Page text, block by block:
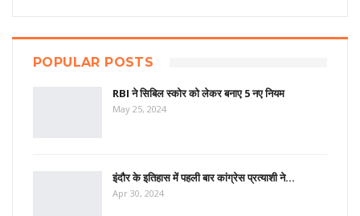
POPULAR POSTS
RBI ने सिबिल स्कोर को लेकर बनाए 5 नए नियम
May 25, 2024
इंदौर के इतिहास में पहली बार कांग्रेस प्रत्याशी ने…
Apr 30, 2024